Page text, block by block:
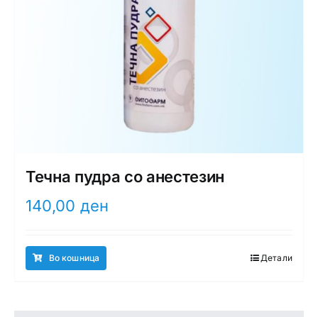
Течна пудра со анестезин
140,00 ден
Во кошница Детали